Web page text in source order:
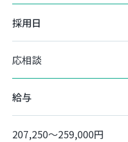
採用日
応相談
給与
207,250～259,000円